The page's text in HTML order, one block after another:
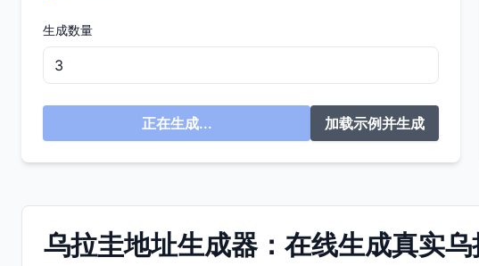
生成数量
正在生成... 加载示例并生成
乌拉圭地址生成器：在线生成真实